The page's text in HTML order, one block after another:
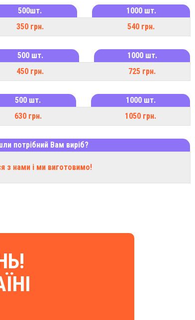
500шт.
1000 шт.
350 грн. 540 грн.
500 шт.
1000 шт.
450 грн. 725 грн.
500 шт.
1000 шт.
630 грн. 1050 грн.
потрібний Вам виріб?
з нами і ми виготовимо!